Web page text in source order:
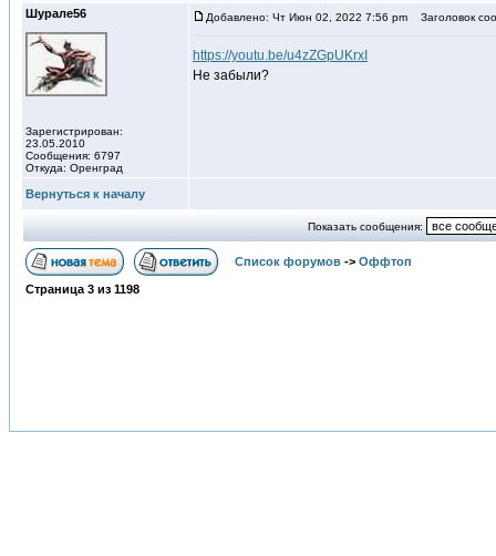
Шурале56
Зарегистрирован:
23.05.2010
Сообщения: 6797
Откуда: Оренград
Добавлено: Чт Июн 02, 2022 7:56 pm Заголовок
https://youtu.be/u4zZGpUKrxI
Не забыли?
Вернуться к началу
Показать сообщения:
Список форумов -> Оффтоп
Страница 3 из 1198